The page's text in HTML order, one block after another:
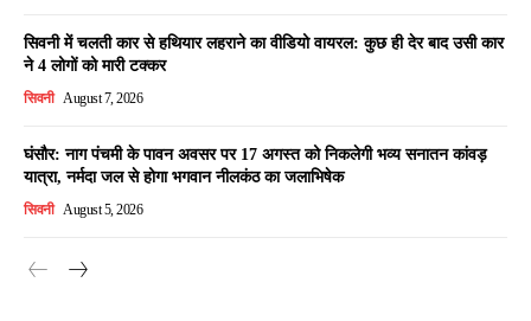
सिवनी में चलती कार से हथियार लहराने का वीडियो वायरल: कुछ ही देर बाद उसी कार
ने 4 लोगों को मारी टक्कर
सिवनी August 7, 2026
घंसौर: नाग पंचमी के पावन अवसर पर 17 अगस्त को निकलेगी भव्य सनातन कांवड़
यात्रा, नर्मदा जल से होगा भगवान नीलकंठ का जलाभिषेक
सिवनी August 5, 2026